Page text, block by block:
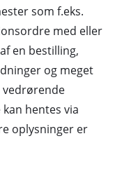
som f.eks.
med eller
en bestilling,
og meget
vedrørende
hentes via
oplysninger er